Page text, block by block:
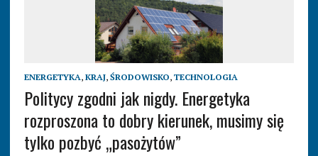
ENERGETYKA, KRAJ, ŚRODOWISKO, TECHNOLOGIA
Politycy zgodni jak nigdy. Energetyka
rozproszona to dobry kierunek, musimy się
tylko pozbyć „pasożytów”